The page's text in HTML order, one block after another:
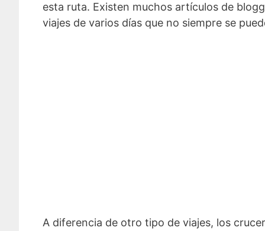
esta ruta. Existen muchos artículos de
viajes de varios días que no siempre se
A diferencia de otro tipo de viajes, los